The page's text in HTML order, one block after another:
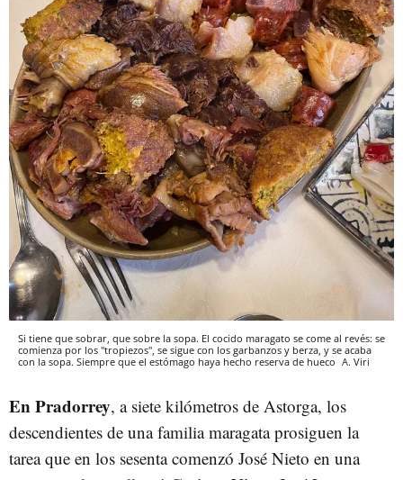
Si tiene que sobrar, que sobre la sopa. El cocido maragato se come al revés: se
comienza por los "tropiezos", se sigue con los garbanzos y berza, y se acaba
con la sopa. Siempre que el estómago haya hecho reserva de hueco A. Viri
En Pradorrey, a siete kilómetros de Astorga, los
descendientes de una familia maragata prosiguen la
tarea que en los sesenta comenzó José Nieto en una